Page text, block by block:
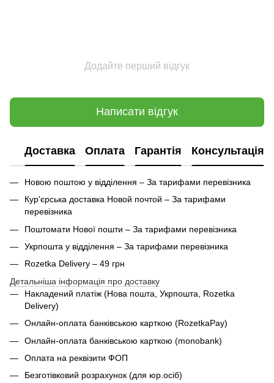
Додайте перший відгук
Написати відгук
Доставка Оплата Гарантія Консультація
Новою поштою у відділення – За тарифами перевізника
Кур'єрська доставка Новой почтой – За тарифами
перевізника
Поштомати Нової пошти – За тарифами перевізника
Укрпошта у відділення – За тарифами перевізника
Rozetka Delivery – 49 грн
Детальніша інформація про доставку
Накладений платіж (Нова пошта, Укрпошта, Rozetka
Delivery)
Онлайн-оплата банківською карткою (RozetkaPay)
Онлайн-оплата банківською карткою (monobank)
Оплата на реквізити ФОП
Безготівковий розрахунок (для юр.осіб)